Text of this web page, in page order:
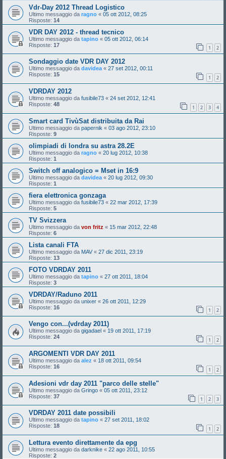
Vdr-Day 2012 Thread Logistico
Ultimo messaggio da ragno « 05 ott 2012, 08:25
Risposte: 14
VDR DAY 2012 - thread tecnico
Ultimo messaggio da tapino « 05 ott 2012, 06:14
Risposte: 17 1 2
Sondaggio date VDR DAY 2012
Ultimo messaggio da davidea« 27 set 2012, 00:11
Risposte: 15 1 2
VDRDAY 2012
Ultimo messaggio da fusibile73 « 24 set 2012, 12:41
Risposte: 48 1 2 3 4
Smart card TivùSat distribuita da Rai
Ultimo messaggio da papernik « 03 ago 2012, 23:10
Risposte: 9
olimpiadi di londra su astra 28.2E
Ultimo messaggio da ragno « 20 lug 2012, 10:38
Risposte: 1
Switch off analogico = Mset in 16:9
Ultimo messaggio da davidea « 20 lug 2012, 09:30
Risposte: 1
fiera elettronica gonzaga
Ultimo messaggio da fusibile73 « 22 mar 2012, 17:39
Risposte: 5
TV Svizzera
Ultimo messaggio da von fritz « 15 mar 2012, 22:48
Risposte: 6
Lista canali FTA
Ultimo messaggio da MAV « 27 dic 2011, 23:19
Risposte: 13
FOTO VDRDAY 2011
Ultimo messaggio da tapino « 27 ott 2011, 18:04
Risposte: 3
VDRDAY/Raduno 2011
Ultimo messaggio da unixer « 26 ott 2011, 12:29
Risposte: 16 1 2
Vengo con...(vdrday 2011)
Ultimo messaggio da gigadael « 19 ott 2011, 17:19
Risposte: 24 1 2
ARGOMENTI VDR DAY 2011
Ultimo messaggio da alez « 18 ott 2011, 09:54
Risposte: 16 1 2
Adesioni vdr day 2011 "parco delle stelle"
Ultimo messaggio da Gringo « 05 ott 2011, 23:12
Risposte: 37 1 2 3
VDRDAY 2011 date possibili
Ultimo messaggio da tapino « 27 set 2011, 18:02
Risposte: 18 1 2
Lettura evento direttamente da epg
Ultimo messaggio da darknike « 22 ago 2011, 10:55
Risposte: 2